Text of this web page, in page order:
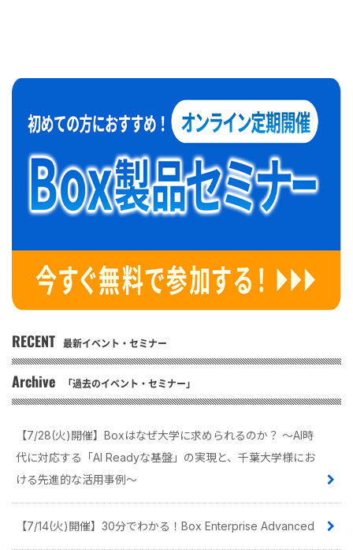
RECENT 最新イベント・セミナー
Archive 「過去のイベント・セミナー」
【7/28(火)開催】Boxはなぜ大学に求められるのか？ 〜AI時
代に対応する「AI Readyな基盤」の実現と、千葉大学様にお
ける先進的な活用事例〜
【7/14(火)開催】30分でわかる！Box Enterprise Advanced